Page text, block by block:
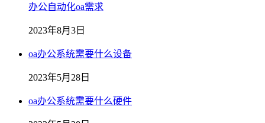
办公自动化oa需求
2023年8月3日
oa办公系统需要什么设备
2023年5月28日
oa办公系统需要什么硬件